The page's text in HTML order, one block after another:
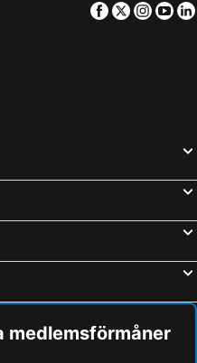
Facebook
Twitter
medlemsförmåner